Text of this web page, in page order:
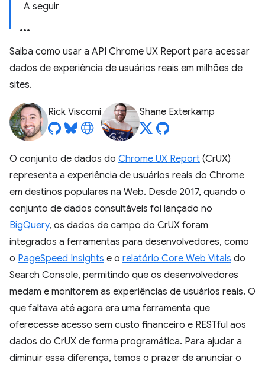
A seguir
Saiba como usar a API Chrome UX Report para acessar
dados de experiência de usuários reais em milhões de
sites.
Rick Viscomi Shane Exterkamp
O conjunto de dados do Chrome UX Report (CrUX)
representa a experiência de usuários reais do Chrome
em destinos populares na Web. Desde 2017, quando o
conjunto de dados consultáveis foi lançado no
BigQuery, os dados de campo do CrUX foram
integrados a ferramentas para desenvolvedores, como
o PageSpeed Insights e o relatório Core Web Vitals do
Search Console, permitindo que os desenvolvedores
medam e monitorem as experiências de usuários reais. O
que faltava até agora era uma ferramenta que
oferecesse acesso sem custo financeiro e RESTful aos
dados do CrUX de forma programática. Para ajudar a
diminuir essa diferença, temos o prazer de anunciar o